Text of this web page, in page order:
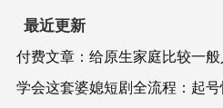
最近更新